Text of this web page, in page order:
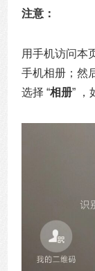
注意：
用手机访问本
手机相册；然
选择 “相册” ，